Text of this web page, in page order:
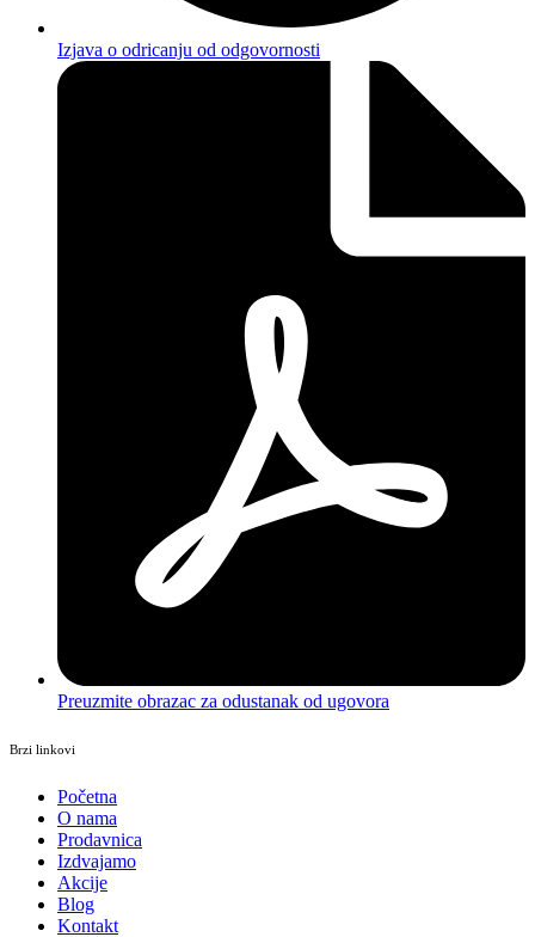
Izjava o odricanju od odgovornosti
Preuzmite obrazac za odustanak od ugovora
Brzi linkovi
Početna
O nama
Prodavnica
Izdvajamo
Akcije
Blog
Kontakt